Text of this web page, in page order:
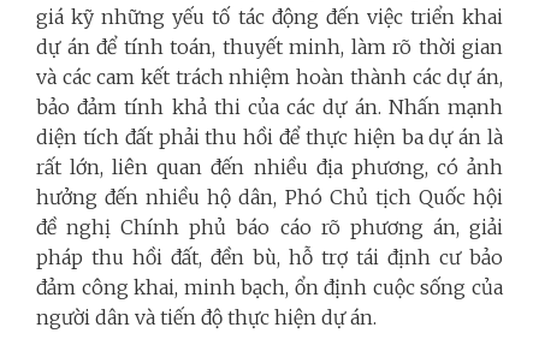
giá kỹ những yếu tố tác động đến việc triển khai
dự án để tính toán, thuyết minh, làm rõ thời gian
và các cam kết trách nhiệm hoàn thành các dự án,
bảo đảm tính khả thi của các dự án. Nhấn mạnh
diện tích đất phải thu hồi để thực hiện ba dự án là
rất lớn, liên quan đến nhiều địa phương, có ảnh
hưởng đến nhiều hộ dân, Phó Chủ tịch Quốc hội
đề nghị Chính phủ báo cáo rõ phương án, giải
pháp thu hồi đất, đền bù, hỗ trợ tái định cư bảo
đảm công khai, minh bạch, ổn định cuộc sống của
người dân và tiến độ thực hiện dự án.